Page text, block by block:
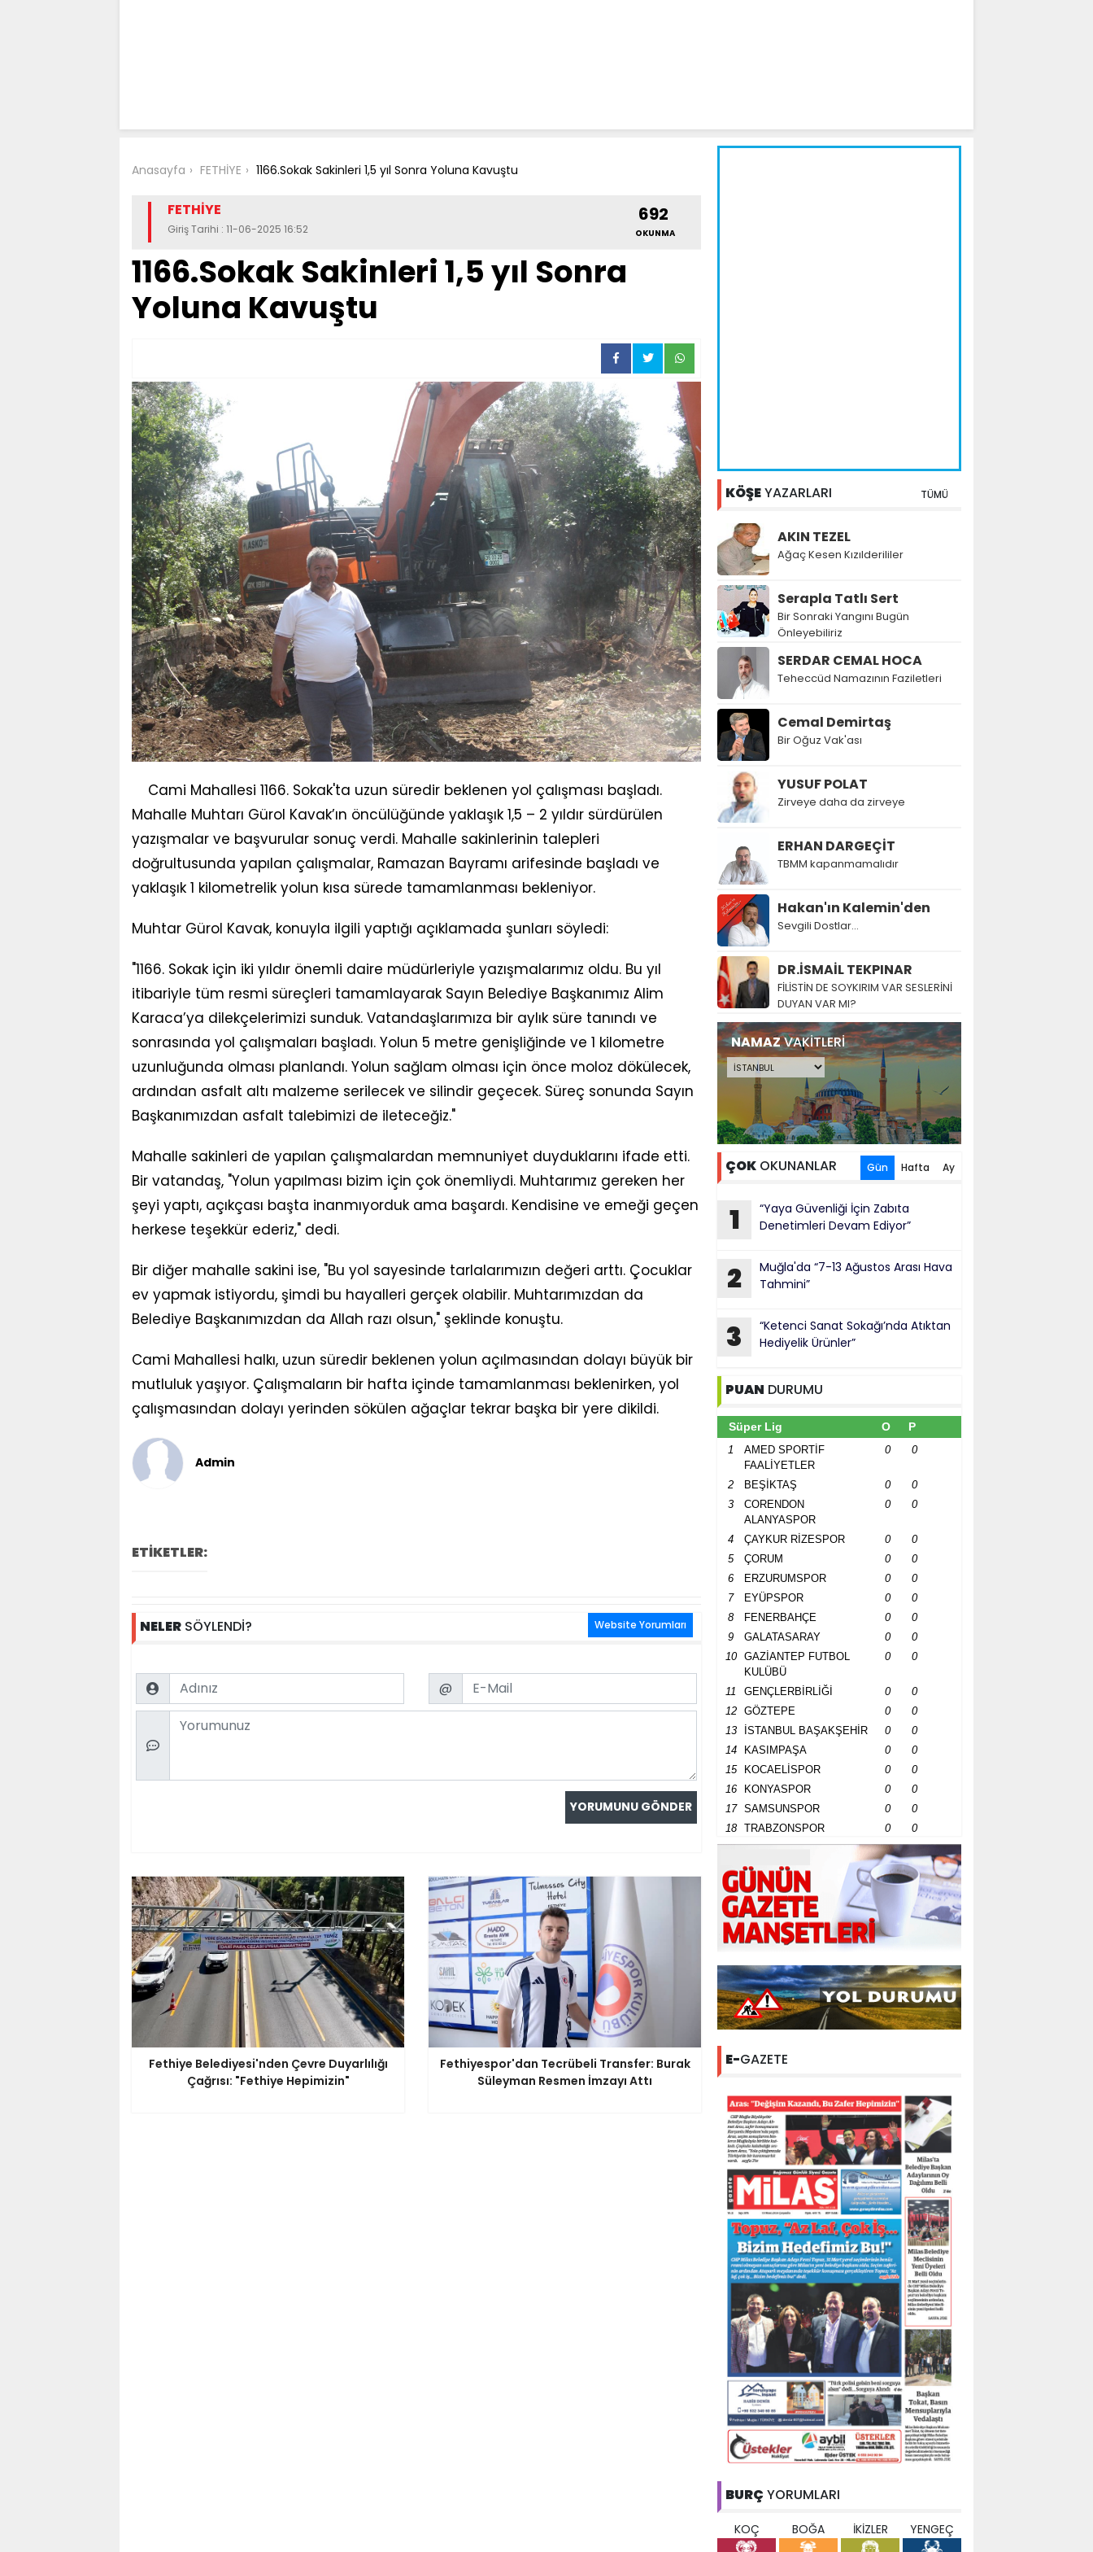
Anasayfa FETHİYE 1166.Sokak Sakinleri 1,5 yıl Sonra Yoluna Kavuştu
FETHİYE
Giriş Tarihi : 11-06-2025 16:52
692
OKUNMA
1166.Sokak Sakinleri 1,5 yıl Sonra
Yoluna Kavuştu
Cami Mahallesi 1166. Sokak'ta uzun süredir beklenen yol çalışması başladı.
Mahalle Muhtarı Gürol Kavak’ın öncülüğünde yaklaşık 1,5 – 2 yıldır sürdürülen
yazışmalar ve başvurular sonuç verdi. Mahalle sakinlerinin talepleri
doğrultusunda yapılan çalışmalar, Ramazan Bayramı arifesinde başladı ve
yaklaşık 1 kilometrelik yolun kısa sürede tamamlanması bekleniyor.
Muhtar Gürol Kavak, konuyla ilgili yaptığı açıklamada şunları söyledi:
"1166. Sokak için iki yıldır önemli daire müdürleriyle yazışmalarımız oldu. Bu yıl
itibariyle tüm resmi süreçleri tamamlayarak Sayın Belediye Başkanımız Alim
Karaca’ya dilekçelerimizi sunduk. Vatandaşlarımıza bir aylık süre tanındı ve
sonrasında yol çalışmaları başladı. Yolun 5 metre genişliğinde ve 1 kilometre
uzunluğunda olması planlandı. Yolun sağlam olması için önce moloz dökülecek,
ardından asfalt altı malzeme serilecek ve silindir geçecek. Süreç sonunda Sayın
Başkanımızdan asfalt talebimizi de ileteceğiz."
Mahalle sakinleri de yapılan çalışmalardan memnuniyet duyduklarını ifade etti.
Bir vatandaş, "Yolun yapılması bizim için çok önemliydi. Muhtarımız gereken her
şeyi yaptı, açıkçası başta inanmıyorduk ama başardı. Kendisine ve emeği geçen
herkese teşekkür ederiz," dedi.
Bir diğer mahalle sakini ise, "Bu yol sayesinde tarlalarımızın değeri arttı. Çocuklar
ev yapmak istiyordu, şimdi bu hayalleri gerçek olabilir. Muhtarımızdan da
Belediye Başkanımızdan da Allah razı olsun," şeklinde konuştu.
Cami Mahallesi halkı, uzun süredir beklenen yolun açılmasından dolayı büyük bir
mutluluk yaşıyor. Çalışmaların bir hafta içinde tamamlanması beklenirken, yol
çalışmasından dolayı yerinden sökülen ağaçlar tekrar başka bir yere dikildi.
Admin
ETİKETLER:
NELER SÖYLENDİ? Website Yorumları
Name Email
@
Comment
Fethiye Belediyesi'nden Çevre Duyarlılığı
Çağrısı: "Fethiye Hepimizin"
Fethiyespor'dan Tecrübeli Transfer: Burak
Süleyman Resmen İmzayı Attı
KÖŞEYAZARLARI TÜMÜ
AKIN TEZEL
Ağaç Kesen Kızılderililer
Serapla Tatlı Sert
Bir Sonraki Yangını Bugün
Önleyebiliriz
SERDAR CEMAL HOCA
Teheccüd Namazının Faziletleri
Cemal Demirtaş
Bir Oğuz Vak'ası
YUSUF POLAT
Zirveye daha da zirveye
ERHAN DARGEÇİT
TBMM kapanmamalıdır
Hakan'ın Kalemin'den
Sevgili Dostlar...
DR.İSMAİL TEKPINAR
FİLİSTİN DE SOYKIRIM VAR SESLERİNİ
DUYAN VAR MI?
NAMAZVAKİTLERİ
ÇOK OKUNANLAR Gün Hafta Ay
1
“Yaya Güvenliği İçin Zabıta
Denetimleri Devam Ediyor”
2
Muğla'da “7-13 Ağustos Arası Hava
Tahmini”
3
“Ketenci Sanat Sokağı’nda Atıktan
Hediyelik Ürünler”
PUAN DURUMU
Süper Lig O P
1
AMED SPORTİF
FAALİYETLER
0 0
2 BEŞİKTAŞ 0
0
3
CORENDON
ALANYASPOR
0 0
4 ÇAYKUR RİZESPOR 0
0
5
ÇORUM 0
0
6
ERZURUMSPOR 0
0
7
EYÜPSPOR 0
0
8
FENERBAHÇE 0
0
9
GALATASARAY 0
0
10
GAZİANTEP FUTBOL
KULÜBÜ
0 0
11 GENÇLERBİRLİĞİ 0
0
12
GÖZTEPE 0
0
13
İSTANBUL BAŞAKŞEHİR 0
0
14
KASIMPAŞA 0
0
15
KOCAELİSPOR 0
0
16
KONYASPOR 0
0
17
SAMSUNSPOR 0
0
18
TRABZONSPOR 0 0
E-GAZETE
BURÇ YORUMLARI
KOÇ BOĞA İKİZLER YENGEÇ